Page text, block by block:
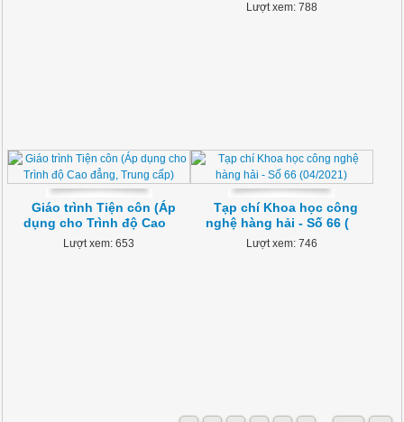
Lượt xem: 788
Giáo trình Tiện côn (Áp
dụng cho Trình độ Cao
Lượt xem: 653
Tạp chí Khoa học công
nghệ hàng hải - Số 66 (
Lượt xem: 746